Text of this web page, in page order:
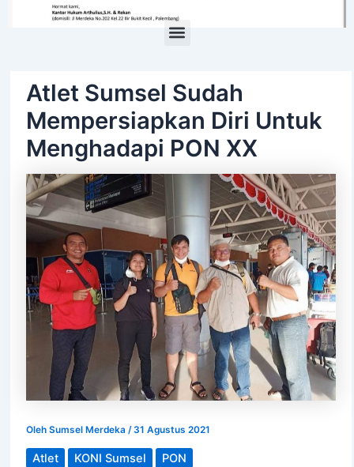
Atlet Sumsel Sudah
Mempersiapkan Diri Untuk
Menghadapi PON XX
Oleh Sumsel Merdeka /31 Agustus 2021
Atlet KONI Sumsel PON